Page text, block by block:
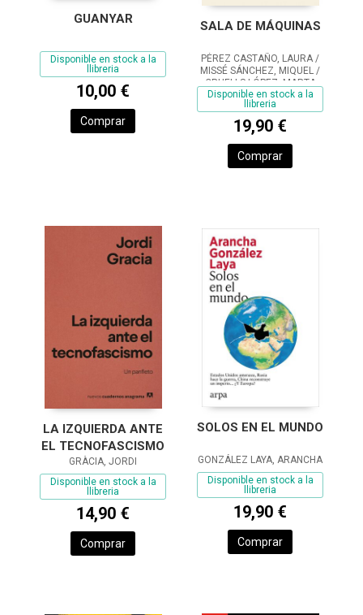
GUANYAR
Disponible en stock a la
llibreria
10,00 €
Comprar
SALA DE MÁQUINAS
PÉREZ CASTAÑO, LAURA /
MISSÉ SÁNCHEZ, MIQUEL /
CRUELLS LÓPEZ, MARTA
Disponible en stock a la
llibreria
19,90 €
Comprar
LA IZQUIERDA ANTE
EL TECNOFASCISMO
GRÀCIA, JORDI
Disponible en stock a la
llibreria
14,90 €
Comprar
SOLOS EN EL MUNDO
GONZÁLEZ LAYA, ARANCHA
Disponible en stock a la
llibreria
19,90 €
Comprar